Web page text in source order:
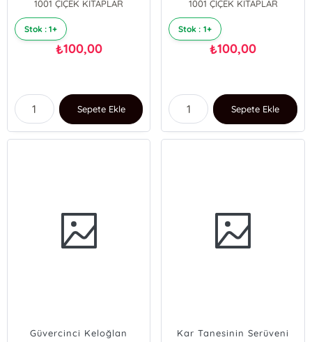
1001 ÇİÇEK KİTAPLAR
Stok : 1+
₺100,00
Sepete Ekle
1001 ÇİÇEK KİTAPLAR
Stok : 1+
₺100,00
Sepete Ekle
Güvercinci Keloğlan Kar Tanesinin Serüveni